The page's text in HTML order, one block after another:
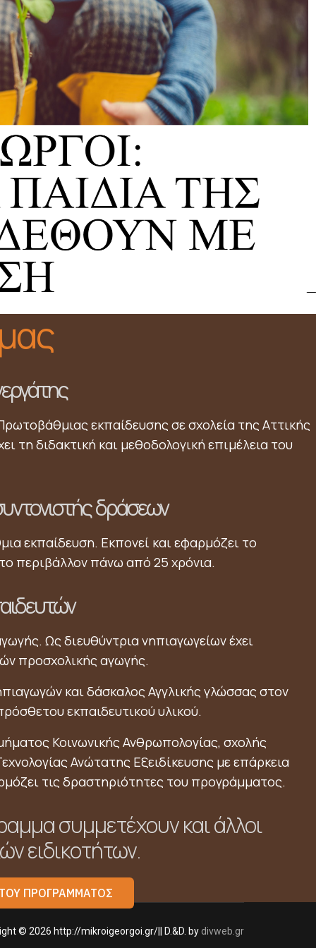
εκπαίδευσης σε σχολεία της Αττικής
τη διδακτική και μεθοδολογική επιμέλεια του
δράσεων
εκπαίδευση. Εκπονεί και εφαρμόζει το
περιβάλλον πάνω από 25 χρόνια.
Ως διευθύντρια νηπιαγωγείων έχει
προσχολικής αγωγής.
και δάσκαλος Αγγλικής γλώσσας στον
εκπαιδευτικού υλικού.
Κοινωνικής Ανθρωπολογίας, σχολής
Ανώτατης Εξειδίκευσης με επάρκεια
τις δραστηριότητες του προγράμματος.
συμμετέχουν και άλλοι
ειδικοτήτων.
ΤΟΥ ΠΡΟΓΡΑΜΜΑΤΟΣ
© 2026 http://mikroigeorgoi.gr/|| D.&D. by divweb.gr